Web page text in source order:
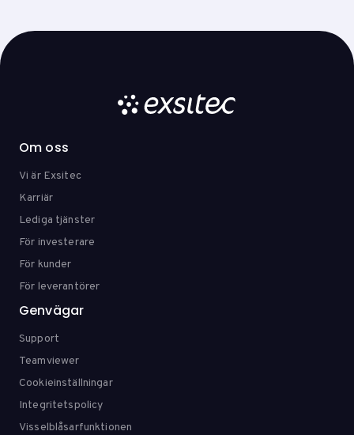
Om oss
Vi är Exsitec
Karriär
Lediga tjänster
För investerare
För kunder
För leverantörer
Genvägar
Support
Teamviewer
Cookieinställningar
Integritetspolicy
Visselblåsarfunktionen